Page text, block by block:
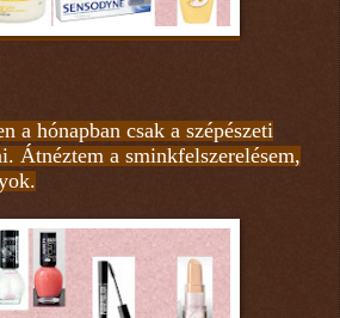
a hónapban csak a szépészeti
Átnéztem a sminkfelszerelésem,